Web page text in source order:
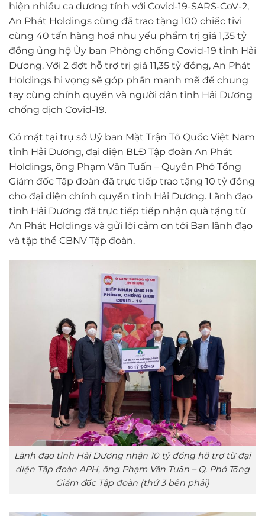
hiện nhiều ca dương tính với Covid-19-SARS-CoV-2,
An Phát Holdings cũng đã trao tặng 100 chiếc tivi
cùng 40 tấn hàng hoá nhu yếu phẩm trị giá 1,35 tỷ
đồng ủng hộ Ủy ban Phòng chống Covid-19 tỉnh Hải
Dương. Với 2 đợt hỗ trợ trị giá 11,35 tỷ đồng, An Phát
Holdings hi vọng sẽ góp phần mạnh mẽ để chung
tay cùng chính quyền và người dân tỉnh Hải Dương
chống dịch Covid-19.
Có mặt tại trụ sở Uỷ ban Mặt Trận Tổ Quốc Việt Nam
tỉnh Hải Dương, đại diện BLĐ Tập đoàn An Phát
Holdings, ông Phạm Văn Tuấn – Quyền Phó Tổng
Giám đốc Tập đoàn đã trực tiếp trao tặng 10 tỷ đồng
cho đại diện chính quyền tỉnh Hải Dương. Lãnh đạo
tỉnh Hải Dương đã trực tiếp tiếp nhận quà tặng từ
An Phát Holdings và gửi lời cảm ơn tới Ban lãnh đạo
và tập thể CBNV Tập đoàn.
Lãnh đạo tỉnh Hải Dương nhận 10 tỷ đồng hỗ trợ từ đại
diện Tập đoàn APH, ông Phạm Văn Tuấn – Q. Phó Tổng
Giám đốc Tập đoàn (thứ 3 bên phải)